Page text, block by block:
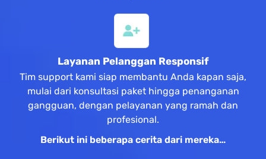
Layanan Pelanggan Responsif
Tim support kami siap membantu Anda kapan saja,
mulai dari konsultasi paket hingga penanganan
gangguan, dengan pelayanan yang ramah dan
profesional.
Berikut ini beberapa cerita dari mereka…